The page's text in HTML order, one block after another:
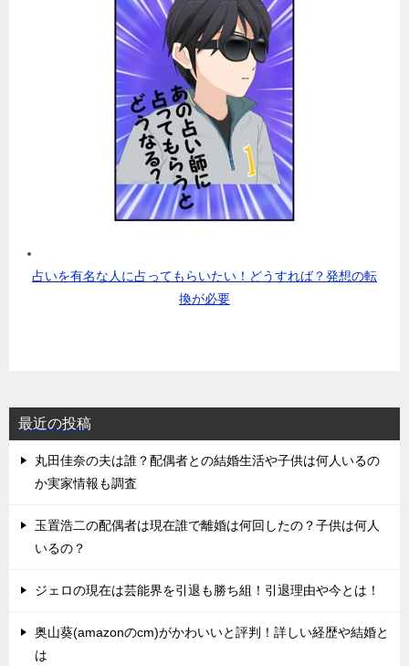
占いを有名な人に占ってもらいたい！どうすれば？発想の転
換が必要
最近の投稿
丸田佳奈の夫は誰？配偶者との結婚生活や子供は何人いるの
か実家情報も調査
玉置浩二の配偶者は現在誰で離婚は何回したの？子供は何人
いるの？
ジェロの現在は芸能界を引退も勝ち組！引退理由や今とは！
奥山葵(amazonのcm)がかわいいと評判！詳しい経歴や結婚と
は